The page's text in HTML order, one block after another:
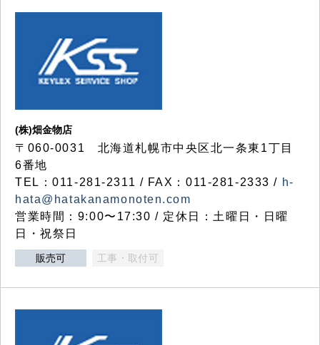
(株)畑金物店
〒060-0031 北海道札幌市中央区北一条東1丁目
6番地
TEL：011-281-2311 / FAX：011-281-2333 / h-
hata@hatakanamonoten.com
営業時間：9:00〜17:30 / 定休日：土曜日・日曜
日・祝祭日
販売可 工事・取付可